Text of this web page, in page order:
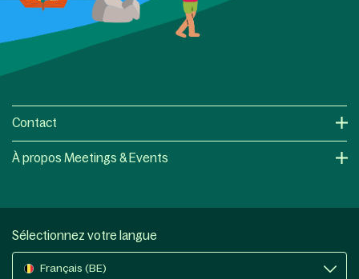
Contact
À propos Meetings & Events
Sélectionnez votre langue
Français (BE)